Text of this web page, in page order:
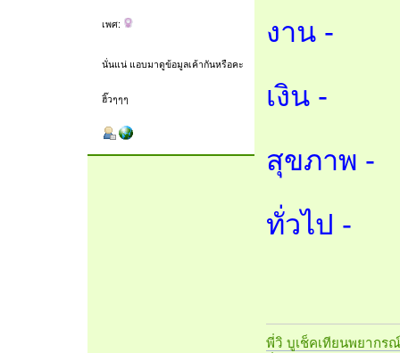
เพศ:
นั่นแน่ แอบมาดูข้อมูลเค้ากันหรือคะ
ฮิ๊วๆๆๆ
งาน -
เงิน -
สุขภาพ -
ทั่วไป -
พี่วิ บูเช็คเทียนพยากร